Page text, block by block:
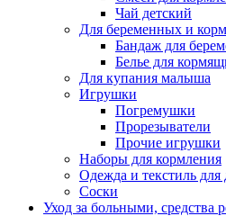
Чай детский
Для беременных и
Бандаж для
Белье для
Для купания малыша
Игрушки
Погремушки
Прорезыватели
Прочие игрушки
Наборы для кормления
Одежда и текстиль для
Соски
Уход за больными, средства